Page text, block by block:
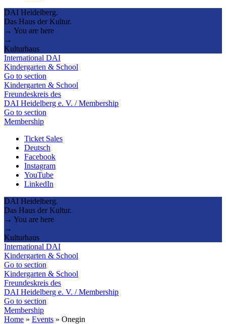
DAI Heidelberg.
Das Haus der Kultur.
→ You are here
→
Kulturhaus
International DAI
Kindergarten & School
Go to section
Kindergarten & School
Freundeskreis des
DAI Heidelberg e. V. / Membership
Go to section
Membership
Ticket Sales
Deutsch
Facebook
Instagram
YouTube
LinkedIn
DAI Heidelberg.
Das Haus der Kultur.
→ You are here
→
Kulturhaus
International DAI
Kindergarten & School
Go to section
Kindergarten & School
Freundeskreis des
DAI Heidelberg e. V. / Membership
Go to section
Membership
Home » Events » Onegin